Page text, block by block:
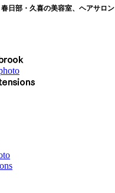
日部・久喜の美容室、ヘアサロン